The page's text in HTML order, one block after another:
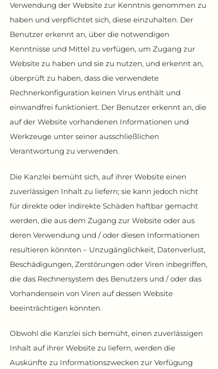
Verwendung der Website zur Kenntnis genommen zu
haben und verpflichtet sich, diese einzuhalten. Der
Benutzer erkennt an, über die notwendigen
Kenntnisse und Mittel zu verfügen, um Zugang zur
Website zu haben und sie zu nutzen, und erkennt an,
überprüft zu haben, dass die verwendete
Rechnerkonfiguration keinen Virus enthält und
einwandfrei funktioniert. Der Benutzer erkennt an, die
auf der Website vorhandenen Informationen und
Werkzeuge unter seiner ausschließlichen
Verantwortung zu verwenden.
Die Kanzlei bemüht sich, auf ihrer Website einen
zuverlässigen Inhalt zu liefern; sie kann jedoch nicht
für direkte oder indirekte Schäden haftbar gemacht
werden, die aus dem Zugang zur Website oder aus
deren Verwendung und / oder diesen Informationen
resultieren könnten – Unzugänglichkeit, Datenverlust,
Beschädigungen, Zerstörungen oder Viren inbegriffen,
die das Rechnersystem des Benutzers und / oder das
Vorhandensein von Viren auf dessen Website
beeinträchtigen könnten.
Obwohl die Kanzlei sich bemüht, einen zuverlässigen
Inhalt auf ihrer Website zu liefern, werden die
Auskünfte zu Informationszwecken zur Verfügung